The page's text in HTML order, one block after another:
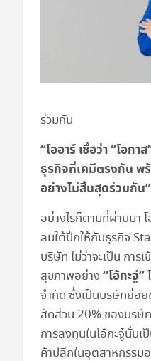
ร่วมกัน
“โออาร์ เชื่อว่า “โอ
ธุรกิจที่เคมีตรงกัน พ
อย่างไม่สิ้นสุดร่วมกัน”
อย่างไรก็ตามที่ผ่านมา
ลมใต้ปีกให้กับธุรกิจ
บริษัท ไม่ว่าจะเป็น การ
สุขภาพอย่าง“โอ้กะจู๋”
จำกัด ซึ่งเป็นบริษัทย่อย
สัดส่วน 20% ของบริษั
การลงทุนในโอ้กะจู๋นั้น
ค้าปลีกในอุตสาหกรรม